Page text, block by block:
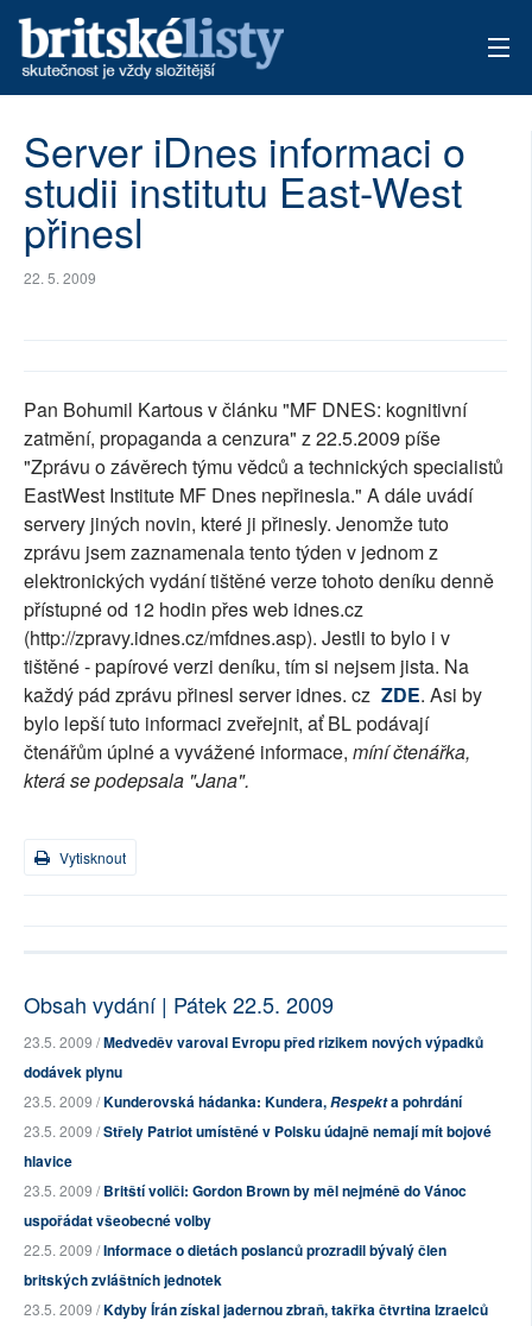
ARCHIV
TÉMATA
AUTOŘI
Server iDnes informaci o
studii institutu East-West
přinesl
22. 5. 2009
Pan Bohumil Kartous v článku "MF DNES: kognitivní
zatmění, propaganda a cenzura" z 22.5.2009 píše
"Zprávu o závěrech týmu vědců a technických specialistů
EastWest Institute MF Dnes nepřinesla." A dále uvádí
servery jiných novin, které ji přinesly. Jenomže tuto
zprávu jsem zaznamenala tento týden v jednom z
elektronických vydání tištěné verze tohoto deníku denně
přístupné od 12 hodin přes web idnes.cz
(http://zpravy.idnes.cz/mfdnes.asp). Jestli to bylo i v
tištěné - papírové verzi deníku, tím si nejsem jista. Na
každý pád zprávu přinesl server idnes. cz ZDE. Asi by
bylo lepší tuto informaci zveřejnit, ať BL podávají
čtenářům úplné a vyvážené informace, míní čtenářka,
která se podepsala "Jana".
Vytisknout
Obsah vydání | Pátek 22.5. 2009
23.5. 2009 /Medveděv varoval Evropu před rizikem nových výpadků
dodávek plynu
23.5. 2009 /Kunderovská hádanka: Kundera,Respekta pohrdání
23.5. 2009 /Střely Patriot umístěné v Polsku údajně nemají mít bojové
hlavice
23.5. 2009 /Britští voliči: Gordon Brown by měl nejméně do Vánoc
uspořádat všeobecné volby
22.5. 2009 /Informace o dietách poslanců prozradil bývalý člen
britských zvláštních jednotek
23.5. 2009 /Kdyby Írán získal jadernou zbraň, takřka čtvrtina Izraelců